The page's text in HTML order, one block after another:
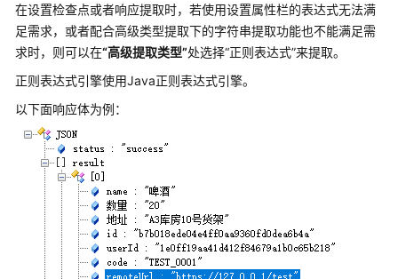
CodeArts
TestPlan
接
口
动
测
试
用
例
模
板
在设置检查点或者响应提取时，若使用设置属性栏的表达式无法满
足需求，或者配合高级类型提取下的字符串提取功能也不能满足需
求时，则可以在“高级提取类型”处选择“正则表达式”来提取。
正则表达式引擎使用Java正则表达式引擎。
以下面响应体为例：